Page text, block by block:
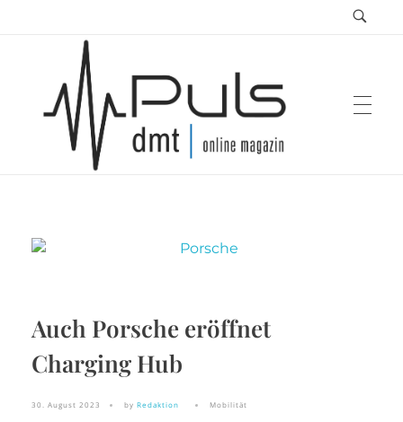
Puls Magazin
Zukunft der Mobilität
Auch Porsche eröffnet
Charging Hub
30. August 2023 by Redaktion Mobilität